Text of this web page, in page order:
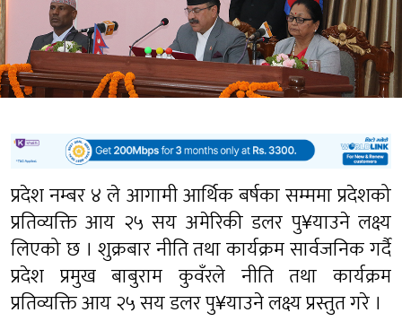
प्रदेश नम्बर ४ ले आगामी आर्थिक बर्षका सम्ममा प्रदेशको
प्रतिव्यक्ति आय २५ सय अमेरिकी डलर पु¥याउने लक्ष्य
लिएको छ । शुक्रबार नीति तथा कार्यक्रम सार्वजनिक गर्दै
प्रदेश प्रमुख बाबुराम कुवँरले नीति तथा कार्यक्रम
प्रतिव्यक्ति आय २५ सय डलर पु¥याउने लक्ष्य प्रस्तुत गरे ।